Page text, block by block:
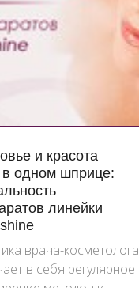
и красота
в одном шприце:
линейки
врача-косметолога
в себя регулярное